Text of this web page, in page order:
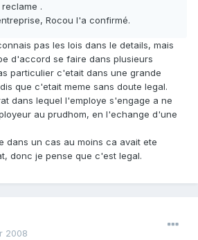
reclame .
Rocou l'a confirmé.
pas les lois dans le details, mais
d'accord se faire dans plusieurs
particulier c'etait dans une grande
que c'etait meme sans doute legal.
dans lequel l'employe s'engage a ne
au prudhom, en l'echange d'une
dans un cas au moins ca avait ete
donc je pense que c'est legal.
2008